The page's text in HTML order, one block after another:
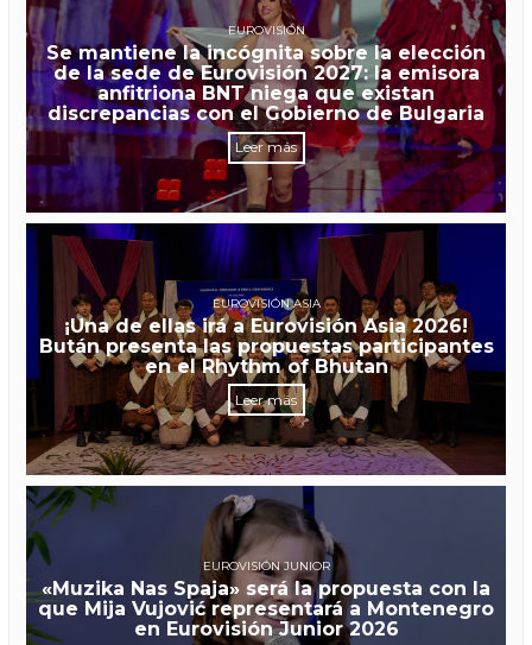
EUROVISIÓN
Se mantiene la incógnita sobre la elección
de la sede de Eurovisión 2027: la emisora
anfitriona BNT niega que existan
discrepancias con el Gobierno de Bulgaria
Leer más
EUROVISIÓN ASIA
¡Una de ellas irá a Eurovisión Asia 2026!
Bután presenta las propuestas participantes
en el Rhythm of Bhutan
Leer más
EUROVISIÓN JUNIOR
«Muzika Nas Spaja» será la propuesta con la
que Mija Vujović representará a Montenegro
en Eurovisión Junior 2026